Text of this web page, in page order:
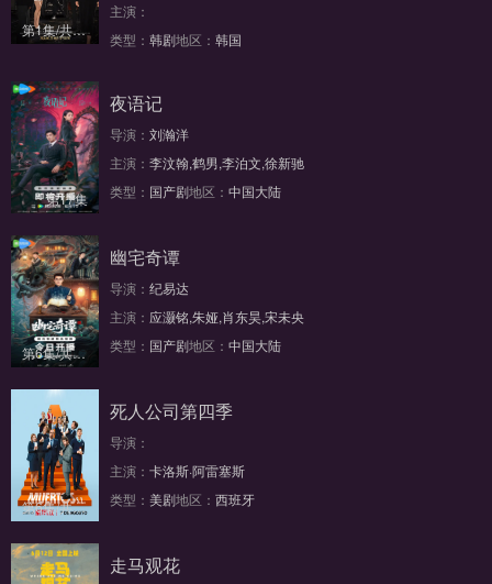
第1集/共10集
主演：
类型： 韩剧地区： 韩国
第17集
夜语记
导演： 刘瀚洋
主演： 李汶翰,鹤男,李泊文,徐新驰
类型： 国产剧地区： 中国大陆
第6集/共20集
幽宅奇谭
导演： 纪易达
主演： 应灏铭,朱娅,肖东昊,宋未央
类型： 国产剧地区： 中国大陆
第6集/共6集
死人公司第四季
导演：
主演： 卡洛斯·阿雷塞斯
类型： 美剧地区： 西班牙
走马观花